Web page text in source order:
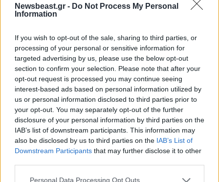
Newsbeast.gr - Do Not Process My Personal
Information
If you wish to opt-out of the sale, sharing to third parties, or
processing of your personal or sensitive information for
targeted advertising by us, please use the below opt-out
section to confirm your selection. Please note that after your
opt-out request is processed you may continue seeing
interest-based ads based on personal information utilized by
us or personal information disclosed to third parties prior to
your opt-out. You may separately opt-out of the further
disclosure of your personal information by third parties on the
IAB’s list of downstream participants. This information may
also be disclosed by us to third parties on the IAB’s List of
Downstream Participants that may further disclose it to other
Please note that this website/app uses one or more Google
Personal Data Processing Opt Outs
Πλήγμα για την εξωτερική πολιτική και
πρόκληση για την Αθήνα συνιστά η συμφωνία
Τουρκίας-Σαουδικής Αραβίας-Πακιστάν, λέει η
ΕΛΑΣ